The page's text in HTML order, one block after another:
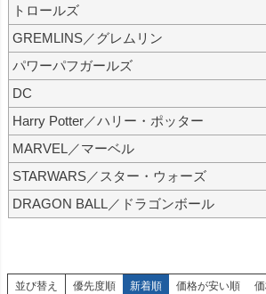
トロールズ
GREMLINS／グレムリン
パワーパフガールズ
DC
Harry Potter／ハリー・ポッター
MARVEL／マーベル
STARWARS／スター・ウォーズ
DRAGON BALL／ドラゴンボール
並び替え 優先度順 新着順 価格が安い順